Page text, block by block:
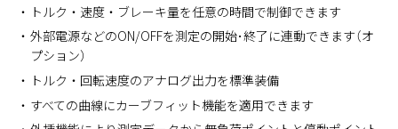
トルク・速度・ブレーキ量を任意の時間で制御できます
外部電源などのON/OFFを測定の開始･終了に連動できます（オ
プション）
トルク・回転速度のアナログ出力を標準装備
すべての曲線にカーブフィット機能を適用できます